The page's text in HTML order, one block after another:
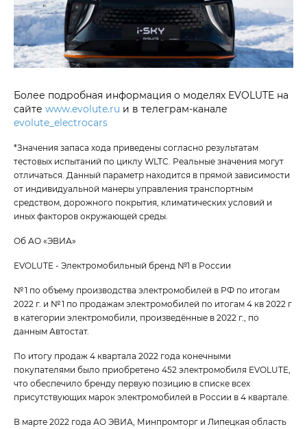
Более подробная информация о моделях EVOLUTE на
сайте www.evolute.ru и в телеграм-канале
evolute_electrocars
*Значения запаса хода приведены согласно результатам
тестовых испытаний по циклу WLTC. Реальные значения могут
отличаться. Данный параметр находится в прямой зависимости
от индивидуальной манеры управления транспортным
средством, дорожного покрытия, климатических условий и
иных факторов окружающей среды.
Об АО «ЭВИА»
EVOLUTE - Электромобильный бренд №1 в России
№ 1 по объему производства электромобилей в РФ по итогам
2022 г. и № 1 по продажам электромобилей по итогам 4 кв 2022 г
в категории электромобили, произведённые в 2022 г., по
данным Автостат.
По итогу продаж 4 квартала 2022 года конечными
покупателями было приобретено 452 электромобиля EVOLUTE,
что обеспечило бренду первую позицию в списке всех
присутствующих марок электромобилей в России в 4 квартале.
В марте 2022 года АО ЭВИА, Минпромторг и Липецкая область